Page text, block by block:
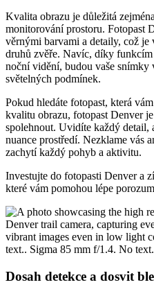
Kvalita obrazu je důležitá
monitorování prostoru. Fotopast
věrnými barvami a detaily, což
druhů zvěře. Navíc, díky
noční vidění, budou vaše
světelných podmínek.
Pokud hledáte fotopast, která
kvalitu obrazu, fotopast Denver
spolehnout. Uvidíte každý detail,
nuance prostředí. Nezklame vás
zachytí každý pohyb a aktivitu.
Investujte do fotopasti Denver a
které vám pomohou lépe
Dosah detekce a dosvit